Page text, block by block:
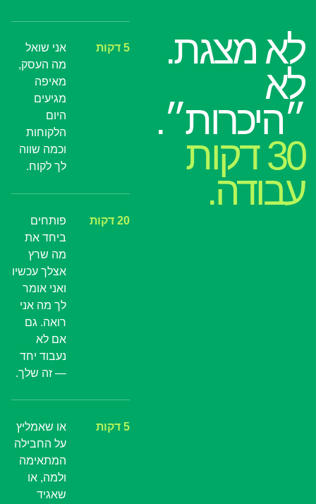
לא מצגת.
לא
״היכרות״.
30 דקות
עבודה.
5 דקות
אני שואל
מה העסק,
מאיפה
מגיעים
היום
הלקוחות
וכמה שווה
לך לקוח.
20 דקות
פותחים
ביחד את
מה שרץ
אצלך עכשיו
ואני אומר
לך מה אני
רואה. גם
אם לא
נעבוד יחד
— זה שלך.
5 דקות
או שאמליץ
על החבילה
המתאימה
ולמה, או
שאגיד